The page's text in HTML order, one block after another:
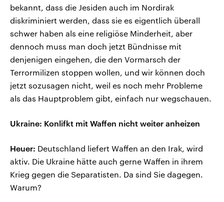
bekannt, dass die Jesiden auch im Nordirak
diskriminiert werden, dass sie es eigentlich überall
schwer haben als eine religiöse Minderheit, aber
dennoch muss man doch jetzt Bündnisse mit
denjenigen eingehen, die den Vormarsch der
Terrormilizen stoppen wollen, und wir können doch
jetzt sozusagen nicht, weil es noch mehr Probleme
als das Hauptproblem gibt, einfach nur wegschauen.
Ukraine: Konlifkt mit Waffen nicht weiter anheizen
Heuer: Deutschland liefert Waffen an den Irak, wird
aktiv. Die Ukraine hätte auch gerne Waffen in ihrem
Krieg gegen die Separatisten. Da sind Sie dagegen.
Warum?